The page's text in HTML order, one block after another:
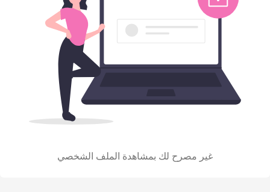
غير مصرح لك بمشاهدة الملف الشخصي